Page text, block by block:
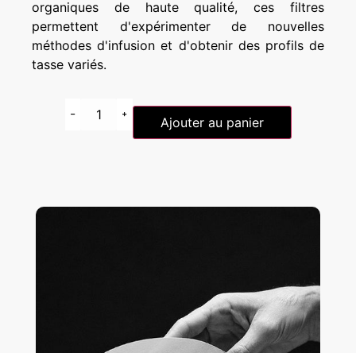
organiques de haute qualité, ces filtres
permettent d'expérimenter de nouvelles
méthodes d'infusion et d'obtenir des profils de
tasse variés.
Ajouter au panier